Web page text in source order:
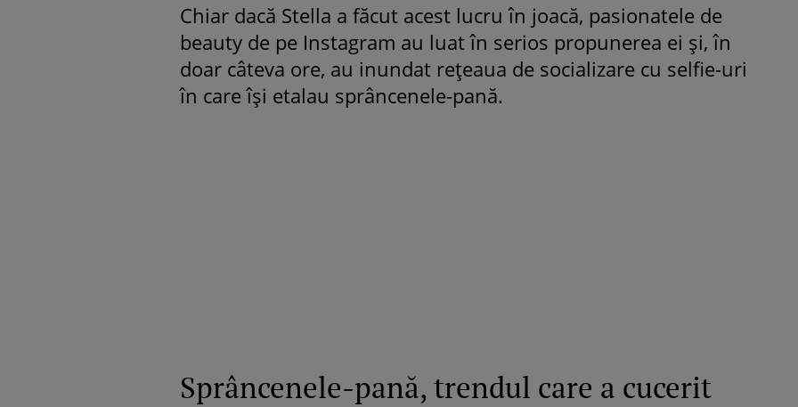
Chiar dacă Stella a făcut acest lucru în joacă, pasionatele de
beauty de pe Instagram au luat în serios propunerea ei și, în
doar câteva ore, au inundat rețeaua de socializare cu selfie-uri
în care își etalau sprâncenele-pană.
Sprâncenele-pană, trendul care a cucerit